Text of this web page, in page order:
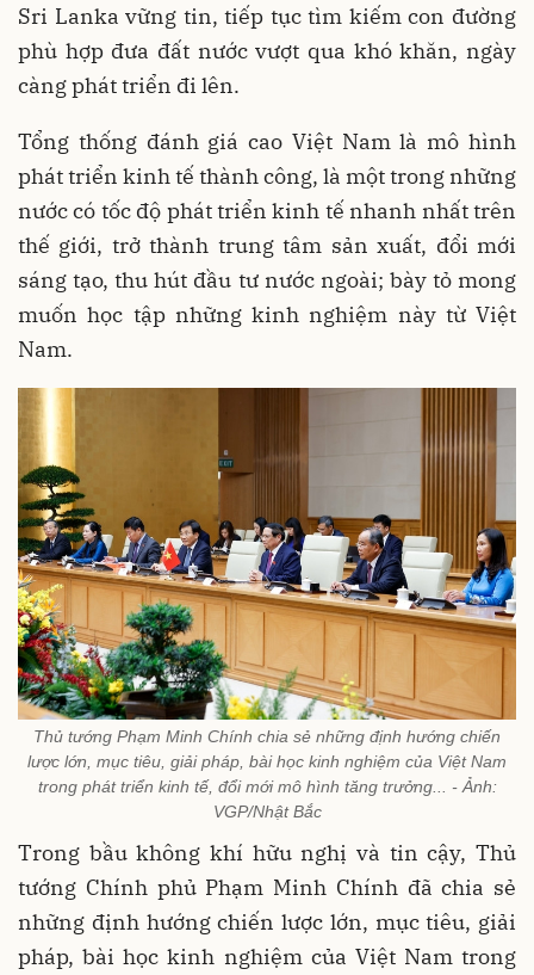
Sri Lanka vững tin, tiếp tục tìm kiếm con đường
phù hợp đưa đất nước vượt qua khó khăn, ngày
càng phát triển đi lên.
Tổng thống đánh giá cao Việt Nam là mô hình
phát triển kinh tế thành công, là một trong những
nước có tốc độ phát triển kinh tế nhanh nhất trên
thế giới, trở thành trung tâm sản xuất, đổi mới
sáng tạo, thu hút đầu tư nước ngoài; bày tỏ mong
muốn học tập những kinh nghiệm này từ Việt
Nam.
Thủ tướng Phạm Minh Chính chia sẻ những định hướng chiến
lược lớn, mục tiêu, giải pháp, bài học kinh nghiệm của Việt Nam
trong phát triển kinh tế, đổi mới mô hình tăng trưởng... - Ảnh:
VGP/Nhật Bắc
Trong bầu không khí hữu nghị và tin cậy, Thủ
tướng Chính phủ Phạm Minh Chính đã chia sẻ
những định hướng chiến lược lớn, mục tiêu, giải
pháp, bài học kinh nghiệm của Việt Nam trong